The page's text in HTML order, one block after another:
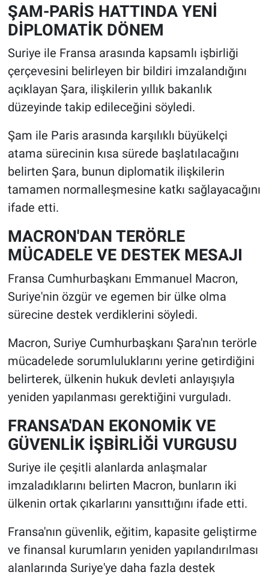
ŞAM-PARİS HATTINDA YENİ
DİPLOMATİK DÖNEM
Suriye ile Fransa arasında kapsamlı işbirliği
çerçevesini belirleyen bir bildiri imzalandığını
açıklayan Şara, ilişkilerin yıllık bakanlık
düzeyinde takip edileceğini söyledi.
Şam ile Paris arasında karşılıklı büyükelçi
atama sürecinin kısa sürede başlatılacağını
belirten Şara, bunun diplomatik ilişkilerin
tamamen normalleşmesine katkı sağlayacağını
ifade etti.
MACRON'DAN TERÖRLE
MÜCADELE VE DESTEK MESAJI
Fransa Cumhurbaşkanı Emmanuel Macron,
Suriye'nin özgür ve egemen bir ülke olma
sürecine destek verdiklerini söyledi.
Macron, Suriye Cumhurbaşkanı Şara'nın terörle
mücadelede sorumluluklarını yerine getirdiğini
belirterek, ülkenin hukuk devleti anlayışıyla
yeniden yapılanması gerektiğini vurguladı.
FRANSA'DAN EKONOMİK VE
GÜVENLİK İŞBİRLİĞİ VURGUSU
Suriye ile çeşitli alanlarda anlaşmalar
imzaladıklarını belirten Macron, bunların iki
ülkenin ortak çıkarlarını yansıttığını ifade etti.
Fransa'nın güvenlik, eğitim, kapasite geliştirme
ve finansal kurumların yeniden yapılandırılması
alanlarında Suriye'ye daha fazla destek